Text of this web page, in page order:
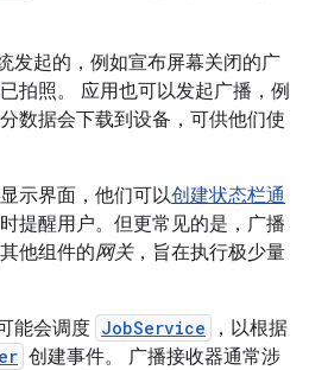
发起的，例如宣布屏幕关闭的广
拍照。 应用也可以发起广播，例
数据会下载到设备，可供他们使
示界面，他们可以创建状态栏通
提醒用户。但更常见的是，广播
他组件的网关，旨在执行极少量
能会调度 JobService
，以根据
创建事件。 广播接收器通常涉